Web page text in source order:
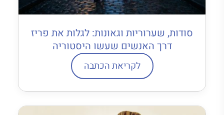
סודות, שערוריות וגאונות: לגלות את פריז
דרך האנשים שעשו היסטוריה
לקריאת הכתבה